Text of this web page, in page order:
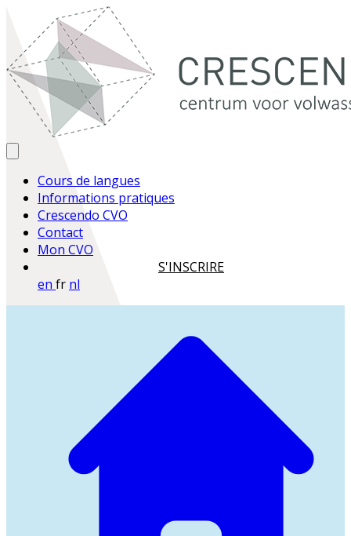
Cours de langues
Informations pratiques
Crescendo CVO
Contact
Mon CVO
S'INSCRIRE
en fr nl